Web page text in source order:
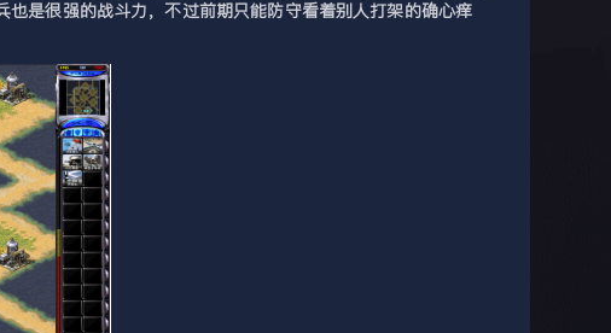
是很强的战斗力，不过前期只能防守看着别人打架的确心痒